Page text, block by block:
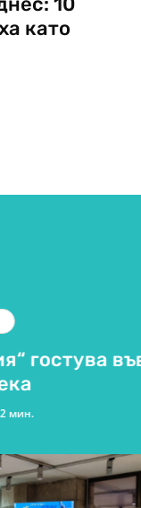
като
във